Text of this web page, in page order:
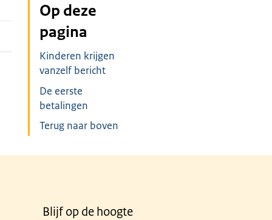
Op deze
pagina
Kinderen krijgen
vanzelf bericht
De eerste
betalingen
Terug naar boven
Blijf op de hoogte